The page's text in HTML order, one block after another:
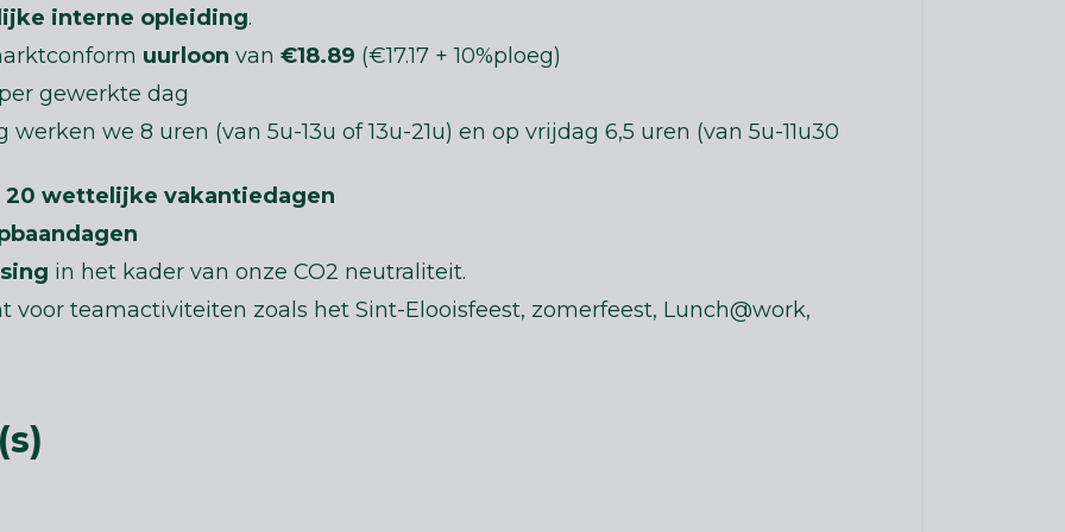
interne opleiding.
uurloon van €18.89 (€17.17 + 10%ploeg)
gewerkte dag
we 8 uren (van 5u-13u of 13u-21u) en op vrijdag 6,5 uren (van 5u-11u30
20 wettelijke vakantiedagen
in het kader van onze CO2 neutraliteit.
voor teamactiviteiten zoals het Sint-Elooisfeest, zomerfeest, Lunch@work,